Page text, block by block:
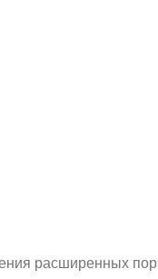
расширенных пор